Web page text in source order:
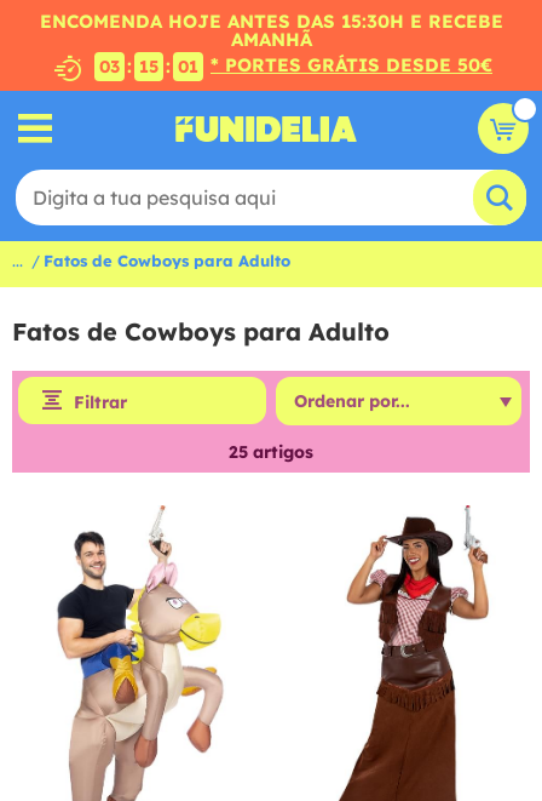
ENCOMENDA HOJE ANTES DAS 15:30H E RECEBE
AMANHÃ
03 : 15 : 00 * PORTES GRÁTIS DESDE 50€
... Fatos de Cowboys para Adulto
Fatos de Cowboys para Adulto
Filtrar
25 artigos